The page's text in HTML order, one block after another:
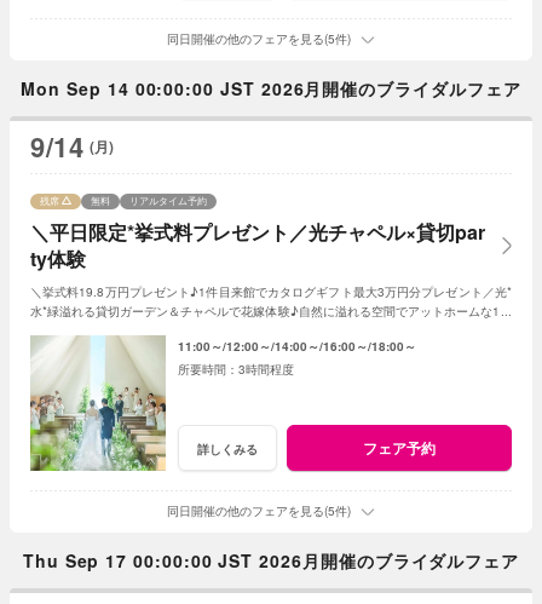
同日開催の他のフェアを見る(5件)
Mon Sep 14 00:00:00 JST 2026月開催のブライダルフェア
9/14 (月)
＼平日限定*挙式料プレゼント／光チャペル×貸切par
ty体験
残席 無料 リアルタイム予約
＼挙式料19.8万円プレゼント♪1件目来館でカタログギフト最大3万円分プレゼント／光*
水*緑溢れる貸切ガーデン＆チャペルで花嫁体験♪自然に溢れる空間でアットホームな1日
11:00～ 12:00～ 14:00～ 16:00～ 18:00～
3時間程度
詳しくみる フェア予約
同日開催の他のフェアを見る(5件)
Thu Sep 17 00:00:00 JST 2026月開催のブライダルフェア